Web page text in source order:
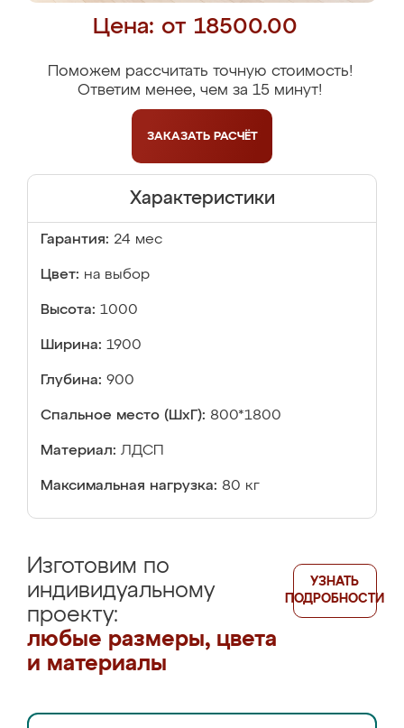
Цена: от 18500.00
Поможем рассчитать точную стоимость!
Ответим менее, чем за 15 минут!
ЗАКАЗАТЬ РАСЧЁТ
Характеристики
Гарантия: 24 мес
Цвет: на выбор
Высота: 1000
Ширина: 1900
Глубина: 900
Спальное место (ШхГ): 800*1800
Материал: ЛДСП
Максимальная нагрузка: 80 кг
Изготовим по
индивидуальному
проекту:
любые размеры, цвета
и материалы
УЗНАТЬ
ПОДРОБНОСТИ